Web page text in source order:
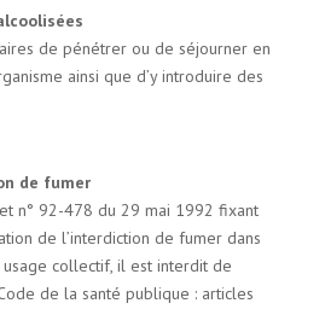
de pénétrer ou de séjourner en
ainsi que d’y introduire des
de fumer
n° 92-478 du 29 mai 1992 fixant
de l’interdiction de fumer dans
collectif, il est interdit de
de la santé publique : articles